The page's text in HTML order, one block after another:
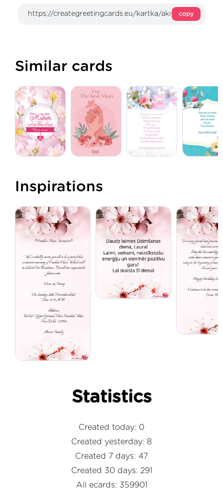
copy
Similar cards
Inspirations
Statistics
Created today: 0
Created yesterday: 8
Created 7 days: 47
Created 30 days: 291
All ecards: 359901